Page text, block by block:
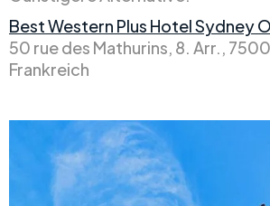
Best Western Plus Hotel Sydney
50 rue des Mathurins, 8. Arr.,
Frankreich